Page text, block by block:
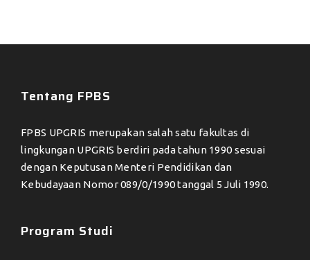
Tentang FPBS
FPBS UPGRIS merupakan salah satu fakultas di
lingkungan UPGRIS berdiri pada tahun 1990 sesuai
dengan Keputusan Menteri Pendidikan dan
Kebudayaan Nomor 089/0/1990 tanggal 5 Juli 1990.
Program Studi